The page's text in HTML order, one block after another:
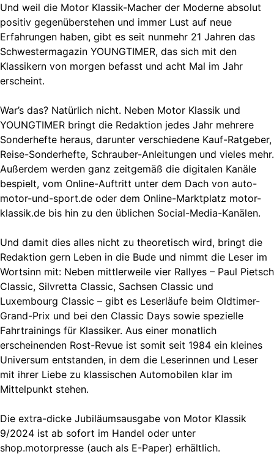
Und weil die Motor Klassik-Macher der Moderne absolut
positiv gegenüberstehen und immer Lust auf neue
Erfahrungen haben, gibt es seit nunmehr 21 Jahren das
Schwestermagazin YOUNGTIMER, das sich mit den
Klassikern von morgen befasst und acht Mal im Jahr
erscheint.
War’s das? Natürlich nicht. Neben Motor Klassik und
YOUNGTIMER bringt die Redaktion jedes Jahr mehrere
Sonderhefte heraus, darunter verschiedene Kauf-Ratgeber,
Reise-Sonderhefte, Schrauber-Anleitungen und vieles mehr.
Außerdem werden ganz zeitgemäß die digitalen Kanäle
bespielt, vom Online-Auftritt unter dem Dach von auto-
motor-und-sport.de oder dem Online-Marktplatz motor-
klassik.de bis hin zu den üblichen Social-Media-Kanälen.
Und damit dies alles nicht zu theoretisch wird, bringt die
Redaktion gern Leben in die Bude und nimmt die Leser im
Wortsinn mit: Neben mittlerweile vier Rallyes – Paul Pietsch
Classic, Silvretta Classic, Sachsen Classic und
Luxembourg Classic – gibt es Leserläufe beim Oldtimer-
Grand-Prix und bei den Classic Days sowie spezielle
Fahrtrainings für Klassiker. Aus einer monatlich
erscheinenden Rost-Revue ist somit seit 1984 ein kleines
Universum entstanden, in dem die Leserinnen und Leser
mit ihrer Liebe zu klassischen Automobilen klar im
Mittelpunkt stehen.
Die extra-dicke Jubiläumsausgabe von Motor Klassik
9/2024 ist ab sofort im Handel oder unter
shop.motorpresse (auch als E-Paper) erhältlich.